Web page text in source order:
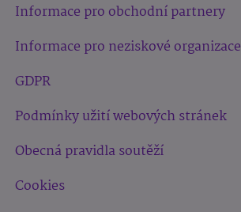
Informace pro obchodní partnery
Informace pro neziskové organizace
GDPR
Podmínky užití webových stránek
Obecná pravidla soutěží
Cookies